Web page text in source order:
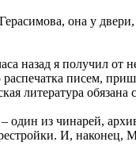
она у двери,
назад я получил
распечатка писем,
литература
из чинарей,
И, наконец,